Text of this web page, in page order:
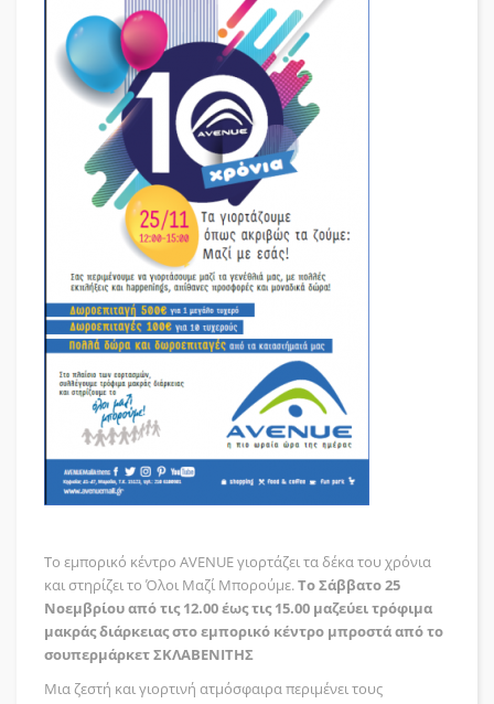
Το εμπορικό κέντρο AVENUE γιορτάζει τα δέκα του χρόνια
και στηρίζει το Όλοι Μαζί Μπορούμε.Το Σάββατο 25
Νοεμβρίου από τις 12.00 έως τις 15.00 μαζεύει τρόφιμα
μακράς διάρκειας στο εμπορικό κέντρο μπροστά από το
σουπερμάρκετ ΣΚΛΑΒΕΝΙΤΗΣ
Μια ζεστή και γιορτινή ατμόσφαιρα περιμένει τους